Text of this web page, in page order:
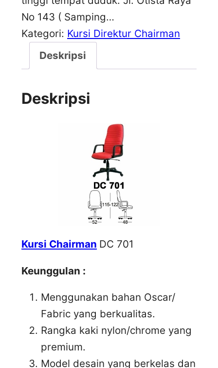
No 143 ( Samping…
Kategori: Kursi Direktur Chairman
Deskripsi
Deskripsi
Kursi Chairman DC 701
Keunggulan :
Menggunakan bahan Oscar/
Fabric yang berkualitas.
Rangka kaki nylon/chrome yang
premium.
Model desain yang berkelas dan